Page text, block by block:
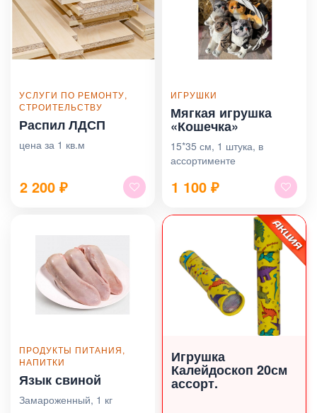
УСЛУГИ ПО РЕМОНТУ,
СТРОИТЕЛЬСТВУ
Распил ЛДСП
цена за 1 кв.м
2 200 ₽
ИГРУШКИ
Мягкая игрушка
«Кошечка»
15*35 см, 1 штука, в
ассортименте
1 100 ₽
ПРОДУКТЫ ПИТАНИЯ,
НАПИТКИ
Язык свиной
Замароженный, 1 кг
Игрушка
Калейдоскоп 20см
ассорт.